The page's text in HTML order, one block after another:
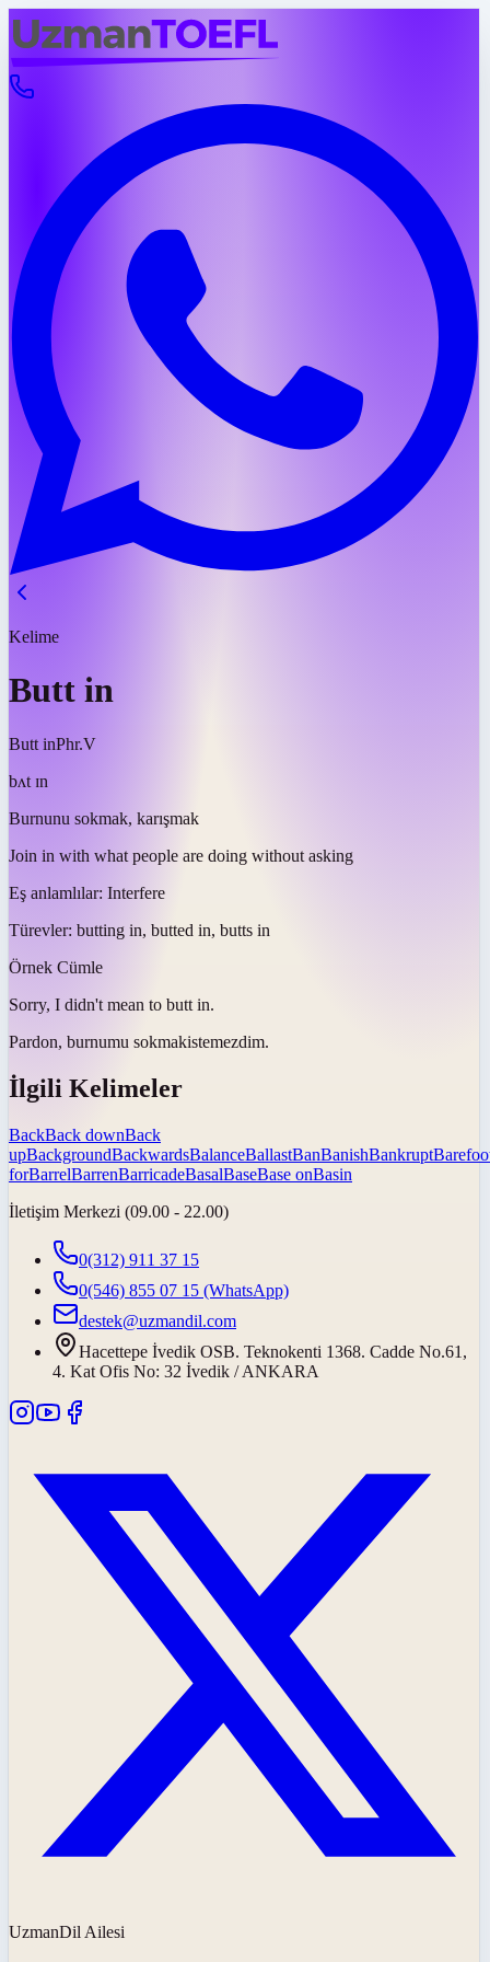
Kelime
Butt in
Butt inPhr.V
bʌt ɪn
Burnunu sokmak, karışmak
Join in with what people are doing without asking
Eş anlamlılar: Interfere
Türevler: butting in, butted in, butts in
Örnek Cümle
Sorry, I didn't mean to butt in.
Pardon, burnumu sokmakistemezdim.
İlgili Kelimeler
BackBack downBack
upBackgroundBackwardsBalanceBallastBanBanishBankrupt
forBarrelBarrenBarricadeBasalBaseBase onBasin
İletişim Merkezi (09.00 - 22.00)
0(312) 911 37 15
0(546) 855 07 15 (WhatsApp)
destek@uzmandil.com
Hacettepe İvedik OSB. Teknokenti 1368. Cadde No.61,
4. Kat Ofis No: 32 İvedik / ANKARA
UzmanDil Ailesi